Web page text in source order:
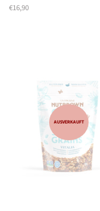
Normaler
€16,90
AUSVERKAUFT